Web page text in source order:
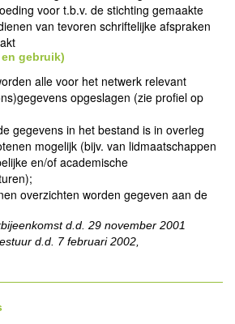
voor t.b.v. de stichting gemaakte
van tevoren schriftelijke afspraken
gebruik)
alle voor het netwerk relevant
opgeslagen (zie profiel op
gegevens in het bestand is in overleg
mogelijk (bijv. van lidmaatschappen
en/of academische
overzichten worden gegeven aan de
d.d. 29 november 2001
d.d. 7 februari 2002,